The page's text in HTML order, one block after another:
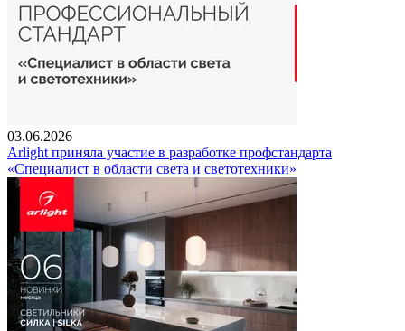
03.06.2026
Arlight приняла участие в разработке профстандарта
«Специалист в области света и светотехники»